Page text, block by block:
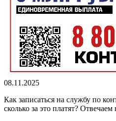
08.11.2025
Как записаться на службу по
сколько за это платят?